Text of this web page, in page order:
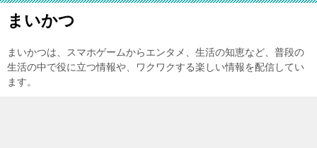
まいかつ
まいかつは、スマホゲームからエンタメ、生活の知恵など、普段の
生活の中で役に立つ情報や、ワクワクする楽しい情報を配信してい
ます。